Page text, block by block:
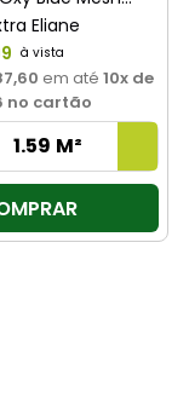
Eliane
em até 10x de
no cartão